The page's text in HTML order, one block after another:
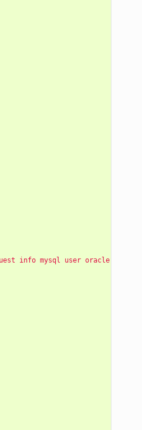
info mysql user oracle"